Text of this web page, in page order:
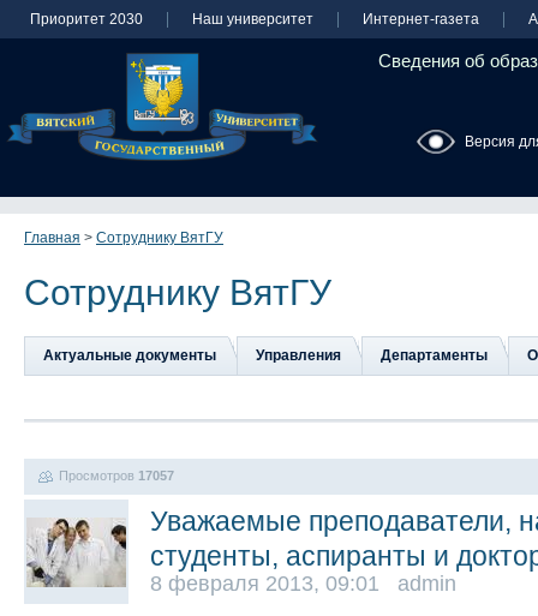
Приоритет 2030 Наш университет Интернет-газета
Сведения об
Версия
Главная > Сотруднику ВятГУ
Сотруднику ВятГУ
Актуальные документы Управления Департаменты
Просмотров 17057
Уважаемые преподаватели,
студенты, аспиранты и
8 февраля 2013, 09:01 admin